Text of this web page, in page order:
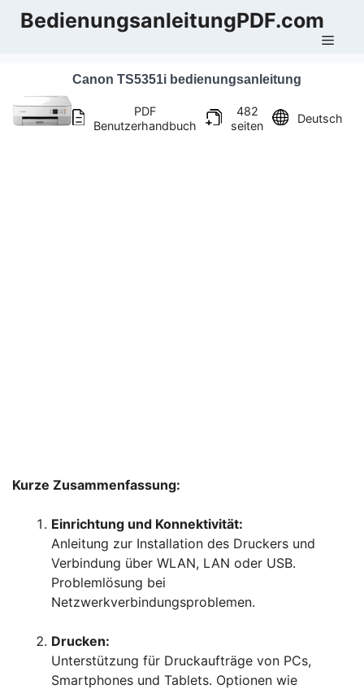
Zum
InhaltBedienungsanleitungPDF.com
Canon TS5351i bedienungsanleitung
PDF
Benutzerhandbuch
482
seiten
Deutsch
Kurze Zusammenfassung:
Einrichtung und Konnektivität:
Anleitung zur Installation des Druckers und
Verbindung über WLAN, LAN oder USB.
Problemlösung bei
Netzwerkverbindungsproblemen.
Drucken:
Unterstützung für Druckaufträge von PCs,
Smartphones und Tablets. Optionen wie